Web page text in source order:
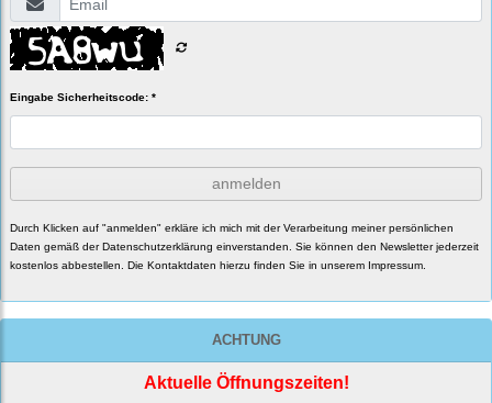
Eingabe Sicherheitscode: *
anmelden
Durch Klicken auf "anmelden" erkläre ich mich mit der Verarbeitung meiner persönlichen
Daten gemäß derDatenschutzerklärung einverstanden. Sie können den Newsletter jederzeit
kostenlos abbestellen. Die Kontaktdaten hierzu finden Sie in unserem Impressum.
ACHTUNG
Aktuelle Öffnungszeiten!